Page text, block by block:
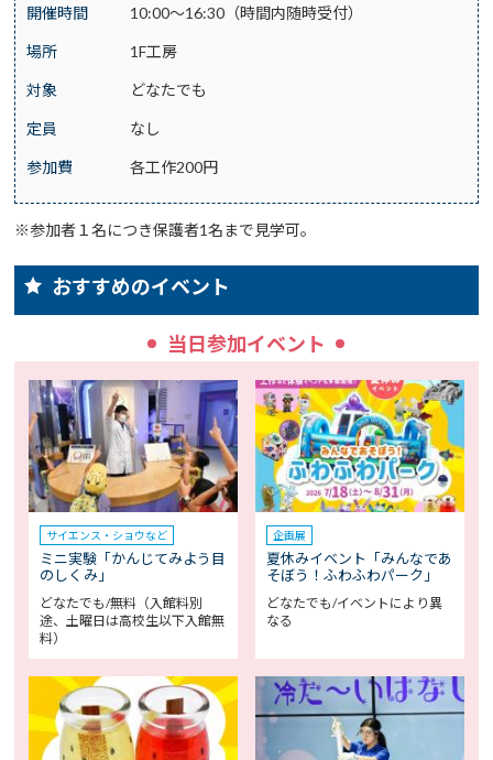
開催時間 10:00～16:30（時間内随時受付）
場所 1F工房
対象 どなたでも
定員 なし
参加費 各工作200円
※参加者１名につき保護者1名まで見学可。
おすすめのイベント
当日参加イベント
サイエンス・ショウなど
ミニ実験「かんじてみよう目
のしくみ」
どなたでも/無料（入館料別
途、土曜日は高校生以下入館無
料）
企画展
夏休みイベント「みんなであ
そぼう！ふわふわパーク」
どなたでも/イベントにより異
なる